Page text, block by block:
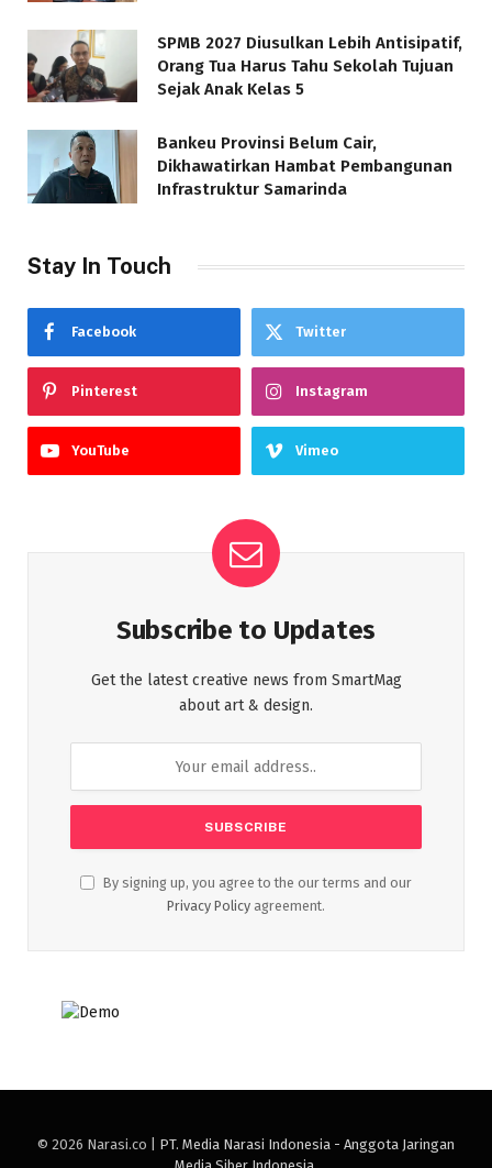
SPMB 2027 Diusulkan Lebih Antisipatif,
Orang Tua Harus Tahu Sekolah Tujuan
Sejak Anak Kelas 5
Bankeu Provinsi Belum Cair,
Dikhawatirkan Hambat Pembangunan
Infrastruktur Samarinda
Stay In Touch
Facebook Twitter
Pinterest Instagram
YouTube Vimeo
Subscribe to Updates
Get the latest creative news from SmartMag
about art & design.
By signing up, you agree to the our terms and our
Privacy Policy agreement.
© 2026 Narasi.co | PT. Media Narasi Indonesia - Anggota Jaringan